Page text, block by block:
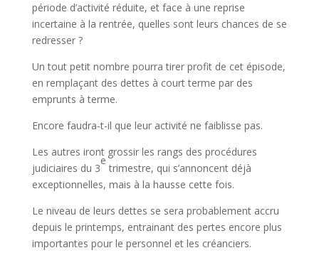
période d’activité réduite, et face à une reprise
incertaine à la rentrée, quelles sont leurs chances de se
redresser ?
Un tout petit nombre pourra tirer profit de cet épisode,
en remplaçant des dettes à court terme par des
emprunts à terme.
Encore faudra-t-il que leur activité ne faiblisse pas.
Les autres iront grossir les rangs des procédures
judiciaires du 3
e
trimestre, qui s’annoncent déjà
exceptionnelles, mais à la hausse cette fois.
Le niveau de leurs dettes se sera probablement accru
depuis le printemps, entrainant des pertes encore plus
importantes pour le personnel et les créanciers.